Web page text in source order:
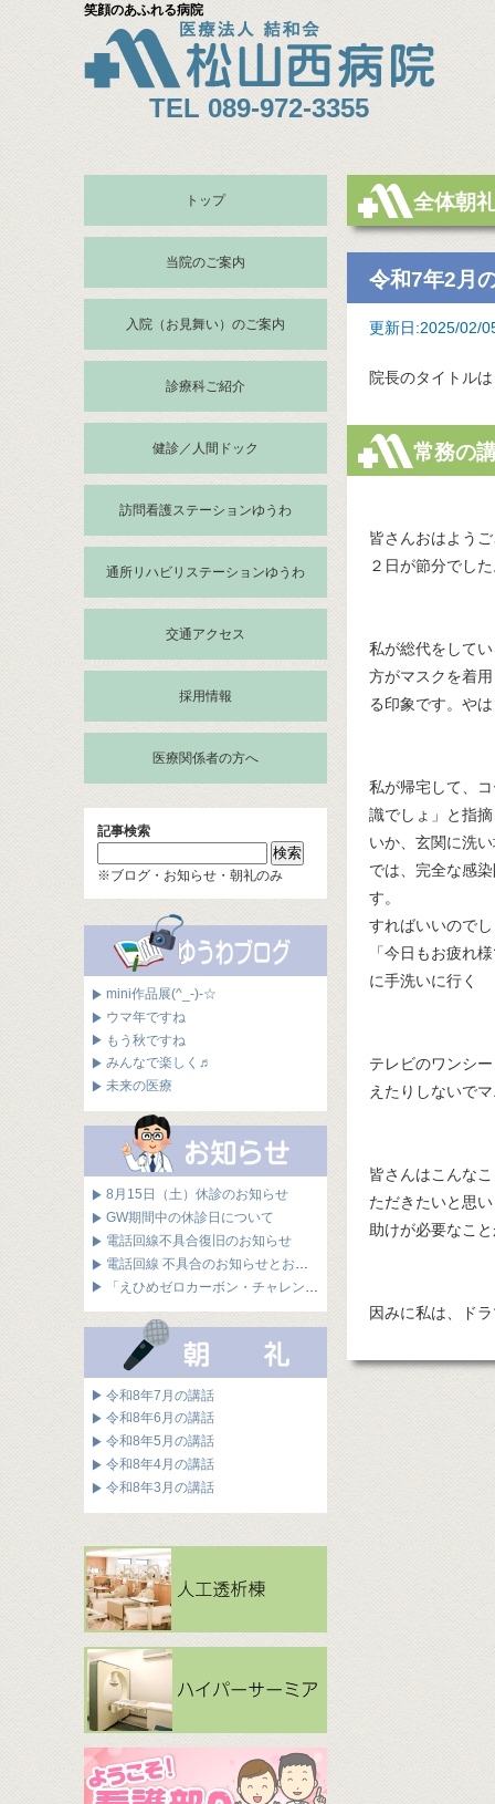
笑顔のあふれる病院
TEL 089-972-3355
全体朝
令和7年2月
更新日:2025/02/
院長のタイトル
常務の
皆さんおはよう
２日が節分でし
私が総代をして
方がマスクを着
る印象です。や
私が帰宅して、
識でしょ」と指
いか、玄関に洗
では、完全な感
す。
すればいいので
「今日もお疲れ
に手洗いに行く
テレビのワンシ
えたりしないで
皆さんはこんな
ただきたいと思
助けが必要なこ
因みに私は、ド
トップ
当院のご案内
入院（お見舞い）のご案内
診療科ご紹介
健診／人間ドック
訪問看護ステーションゆうわ
通所リハビリステーションゆうわ
交通アクセス
採用情報
医療関係者の方へ
記事検索
※ブログ・お知らせ・朝礼のみ
mini作品展(^_-)-☆
ウマ年ですね
もう秋ですね
みんなで楽しく♬
未来の医療
8月15日（土）休診のお知らせ
GW期間中の休診日について
電話回線不具合復旧のお知らせ
電話回線 不具合のお知らせとお詫び
「えひめゼロカーボン・チャレンジ企業」に認定されました
令和8年7月の講話
令和8年6月の講話
令和8年5月の講話
令和8年4月の講話
令和8年3月の講話